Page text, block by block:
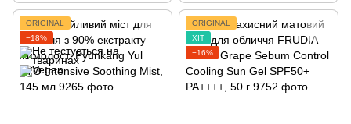
ORIGINAL
−18%
ORIGINAL
ХІТ
−16%